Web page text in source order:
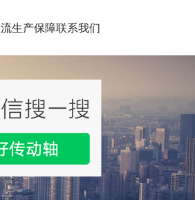
生产保障联系我们